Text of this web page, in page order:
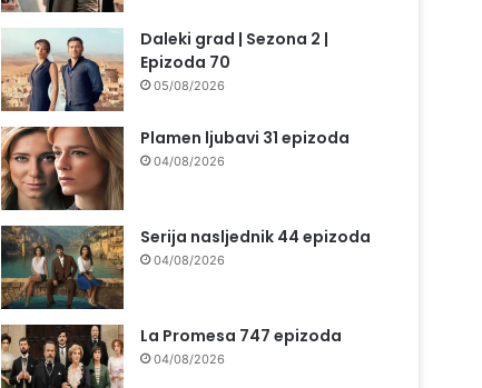
Daleki grad | Sezona 2 |
Epizoda 70
05/08/2026
Plamen ljubavi 31 epizoda
04/08/2026
Serija nasljednik 44 epizoda
04/08/2026
La Promesa 747 epizoda
04/08/2026